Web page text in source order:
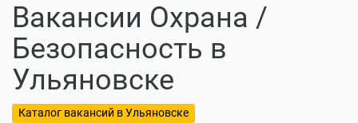
Вакансии Охрана /
Безопасность в
Ульяновске
Каталог вакансий в Ульяновске